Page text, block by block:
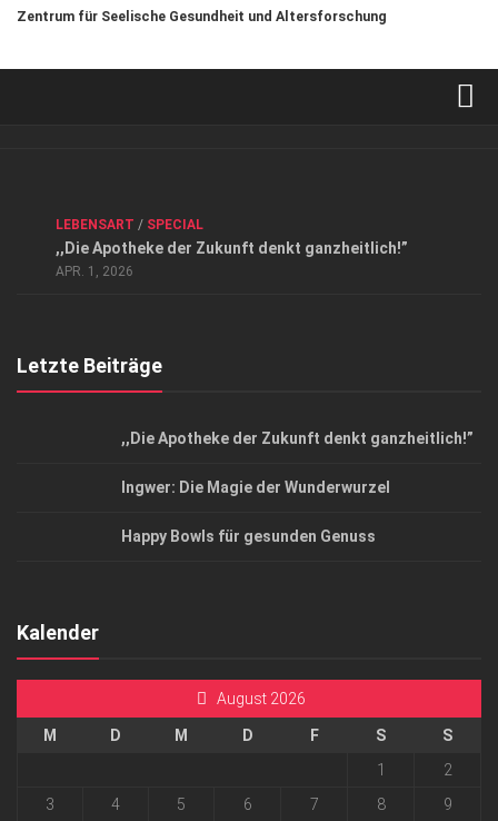
Zentrum für Seelische Gesundheit und Altersforschung
Datenschutzerklärung
Top Magazin Dresden / Ostsachsen
LEBENSART / SPECIAL
,,Die Apotheke der Zukunft denkt ganzheitlich!”
APR. 1, 2026
Letzte Beiträge
,,Die Apotheke der Zukunft denkt ganzheitlich!”
Ingwer: Die Magie der Wunderwurzel
Happy Bowls für gesunden Genuss
Kalender
August 2026
M D M D F S
S
1
2
3
4 5 6 7 8 9